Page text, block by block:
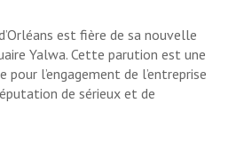
est fière de sa nouvelle
Yalwa. Cette parution est une
pour l’engagement de l’entreprise
de sérieux et de